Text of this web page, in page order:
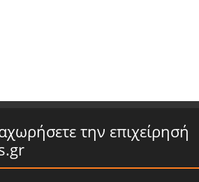
την επιχείρησή